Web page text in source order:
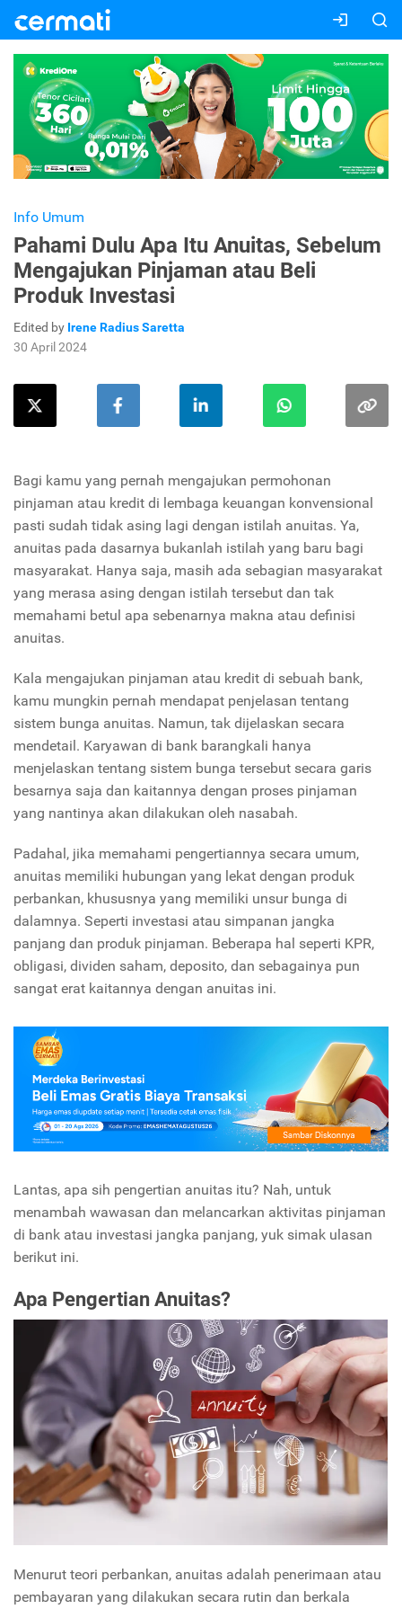
Info Umum
Pahami Dulu Apa Itu Anuitas, Sebelum
Mengajukan Pinjaman atau Beli
Produk Investasi
Edited by Irene Radius Saretta
30 April 2024
Bagi kamu yang pernah mengajukan permohonan
pinjaman atau kredit di lembaga keuangan konvensional
pasti sudah tidak asing lagi dengan istilah anuitas. Ya,
anuitas pada dasarnya bukanlah istilah yang baru bagi
masyarakat. Hanya saja, masih ada sebagian masyarakat
yang merasa asing dengan istilah tersebut dan tak
memahami betul apa sebenarnya makna atau definisi
anuitas.
Kala mengajukan pinjaman atau kredit di sebuah bank,
kamu mungkin pernah mendapat penjelasan tentang
sistem bunga anuitas. Namun, tak dijelaskan secara
mendetail. Karyawan di bank barangkali hanya
menjelaskan tentang sistem bunga tersebut secara garis
besarnya saja dan kaitannya dengan proses pinjaman
yang nantinya akan dilakukan oleh nasabah.
Padahal, jika memahami pengertiannya secara umum,
anuitas memiliki hubungan yang lekat dengan produk
perbankan, khususnya yang memiliki unsur bunga di
dalamnya. Seperti investasi atau simpanan jangka
panjang dan produk pinjaman. Beberapa hal seperti KPR,
obligasi, dividen saham, deposito, dan sebagainya pun
sangat erat kaitannya dengan anuitas ini.
Lantas, apa sih pengertian anuitas itu? Nah, untuk
menambah wawasan dan melancarkan aktivitas pinjaman
di bank atau investasi jangka panjang, yuk simak ulasan
berikut ini.
Apa Pengertian Anuitas?
Menurut teori perbankan, anuitas adalah penerimaan atau
pembayaran yang dilakukan secara rutin dan berkala